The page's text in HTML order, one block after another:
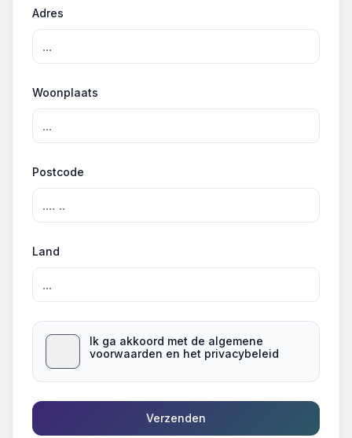
Adres
Woonplaats
Postcode
Land
Ik ga akkoord met de algemene
voorwaarden en het privacybeleid
Verzenden